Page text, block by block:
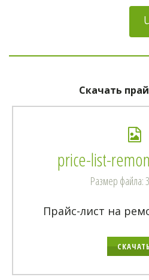
Скачать
price-list-
Размер файла:
Прайс-лист на
СКАЧАТЬ